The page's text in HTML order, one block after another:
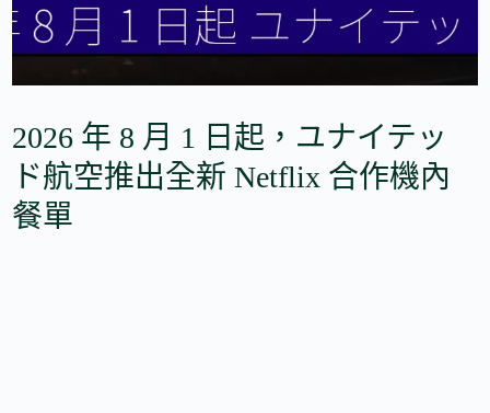
2026 年 8 月 1 日起，ユナイテッ
ド航空推出全新 Netflix 合作機內
餐單